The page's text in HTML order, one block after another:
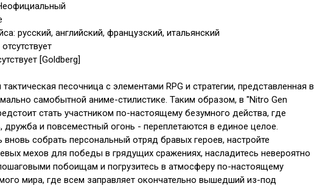
русский, английский, французский, итальянский
[Goldberg]
песочница с элементами RPG и стратегии, представленная в
самобытной аниме-стилистике. Таким образом, в "Nitro Gen
стать участником по-настоящему безумного действа, где
дружба и повсеместный огонь - переплетаются в единое целое.
вновь собрать персональный отряд бравых героев, настройте
мехов для победы в грядущих сражениях, насладитесь невероятно
побоищам и погрузитесь в атмосферу по-настоящему
мира, где всем заправляет окончательно вышедший из-под